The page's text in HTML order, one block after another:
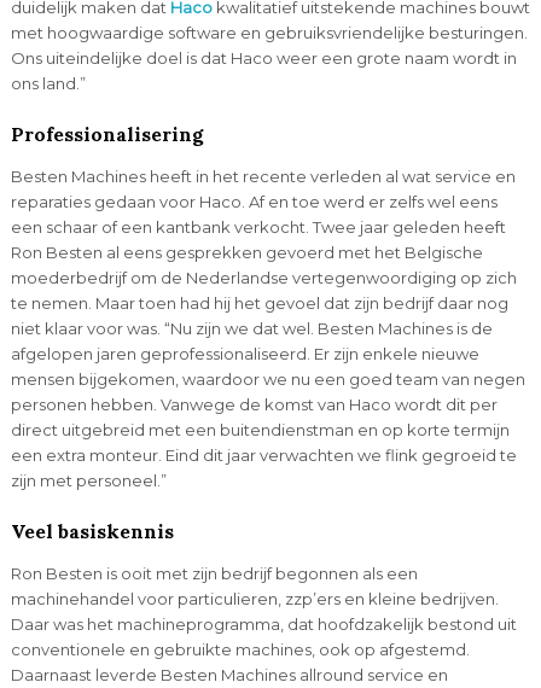
duidelijk maken dat Hacokwalitatief uitstekende machines bouwt
met hoogwaardige software en gebruiksvriendelijke besturingen.
Ons uiteindelijke doel is dat Haco weer een grote naam wordt in
ons land.”
Professionalisering
Besten Machines heeft in het recente verleden al wat service en
reparaties gedaan voor Haco. Af en toe werd er zelfs wel eens
een schaar of een kantbank verkocht. Twee jaar geleden heeft
Ron Besten al eens gesprekken gevoerd met het Belgische
moederbedrijf om de Nederlandse vertegenwoordiging op zich
te nemen. Maar toen had hij het gevoel dat zijn bedrijf daar nog
niet klaar voor was. “Nu zijn we dat wel. Besten Machines is de
afgelopen jaren geprofessionaliseerd. Er zijn enkele nieuwe
mensen bijgekomen, waardoor we nu een goed team van negen
personen hebben. Vanwege de komst van Haco wordt dit per
direct uitgebreid met een buitendienstman en op korte termijn
een extra monteur. Eind dit jaar verwachten we flink gegroeid te
zijn met personeel.”
Veel basiskennis
Ron Besten is ooit met zijn bedrijf begonnen als een
machinehandel voor particulieren, zzp’ers en kleine bedrijven.
Daar was het machineprogramma, dat hoofdzakelijk bestond uit
conventionele en gebruikte machines, ook op afgestemd.
Daarnaast leverde Besten Machines allround service en